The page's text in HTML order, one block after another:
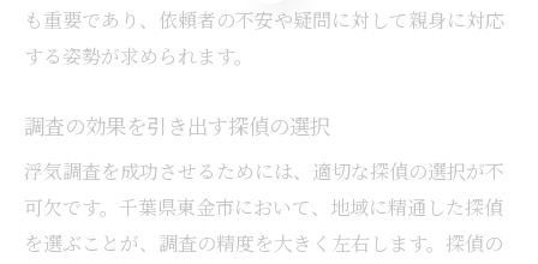
も重要であり、依頼者の不安や疑問に対して親身に対応
する姿勢が求められます。
調査の効果を引き出す探偵の選択
浮気調査を成功させるためには、適切な探偵の選択が不
可欠です。千葉県東金市において、地域に精通した探偵
を選ぶことが、調査の精度を大きく左右します。探偵の